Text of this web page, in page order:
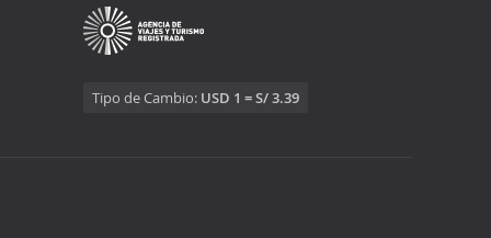
Tipo de Cambio: USD 1 = S/ 3.39